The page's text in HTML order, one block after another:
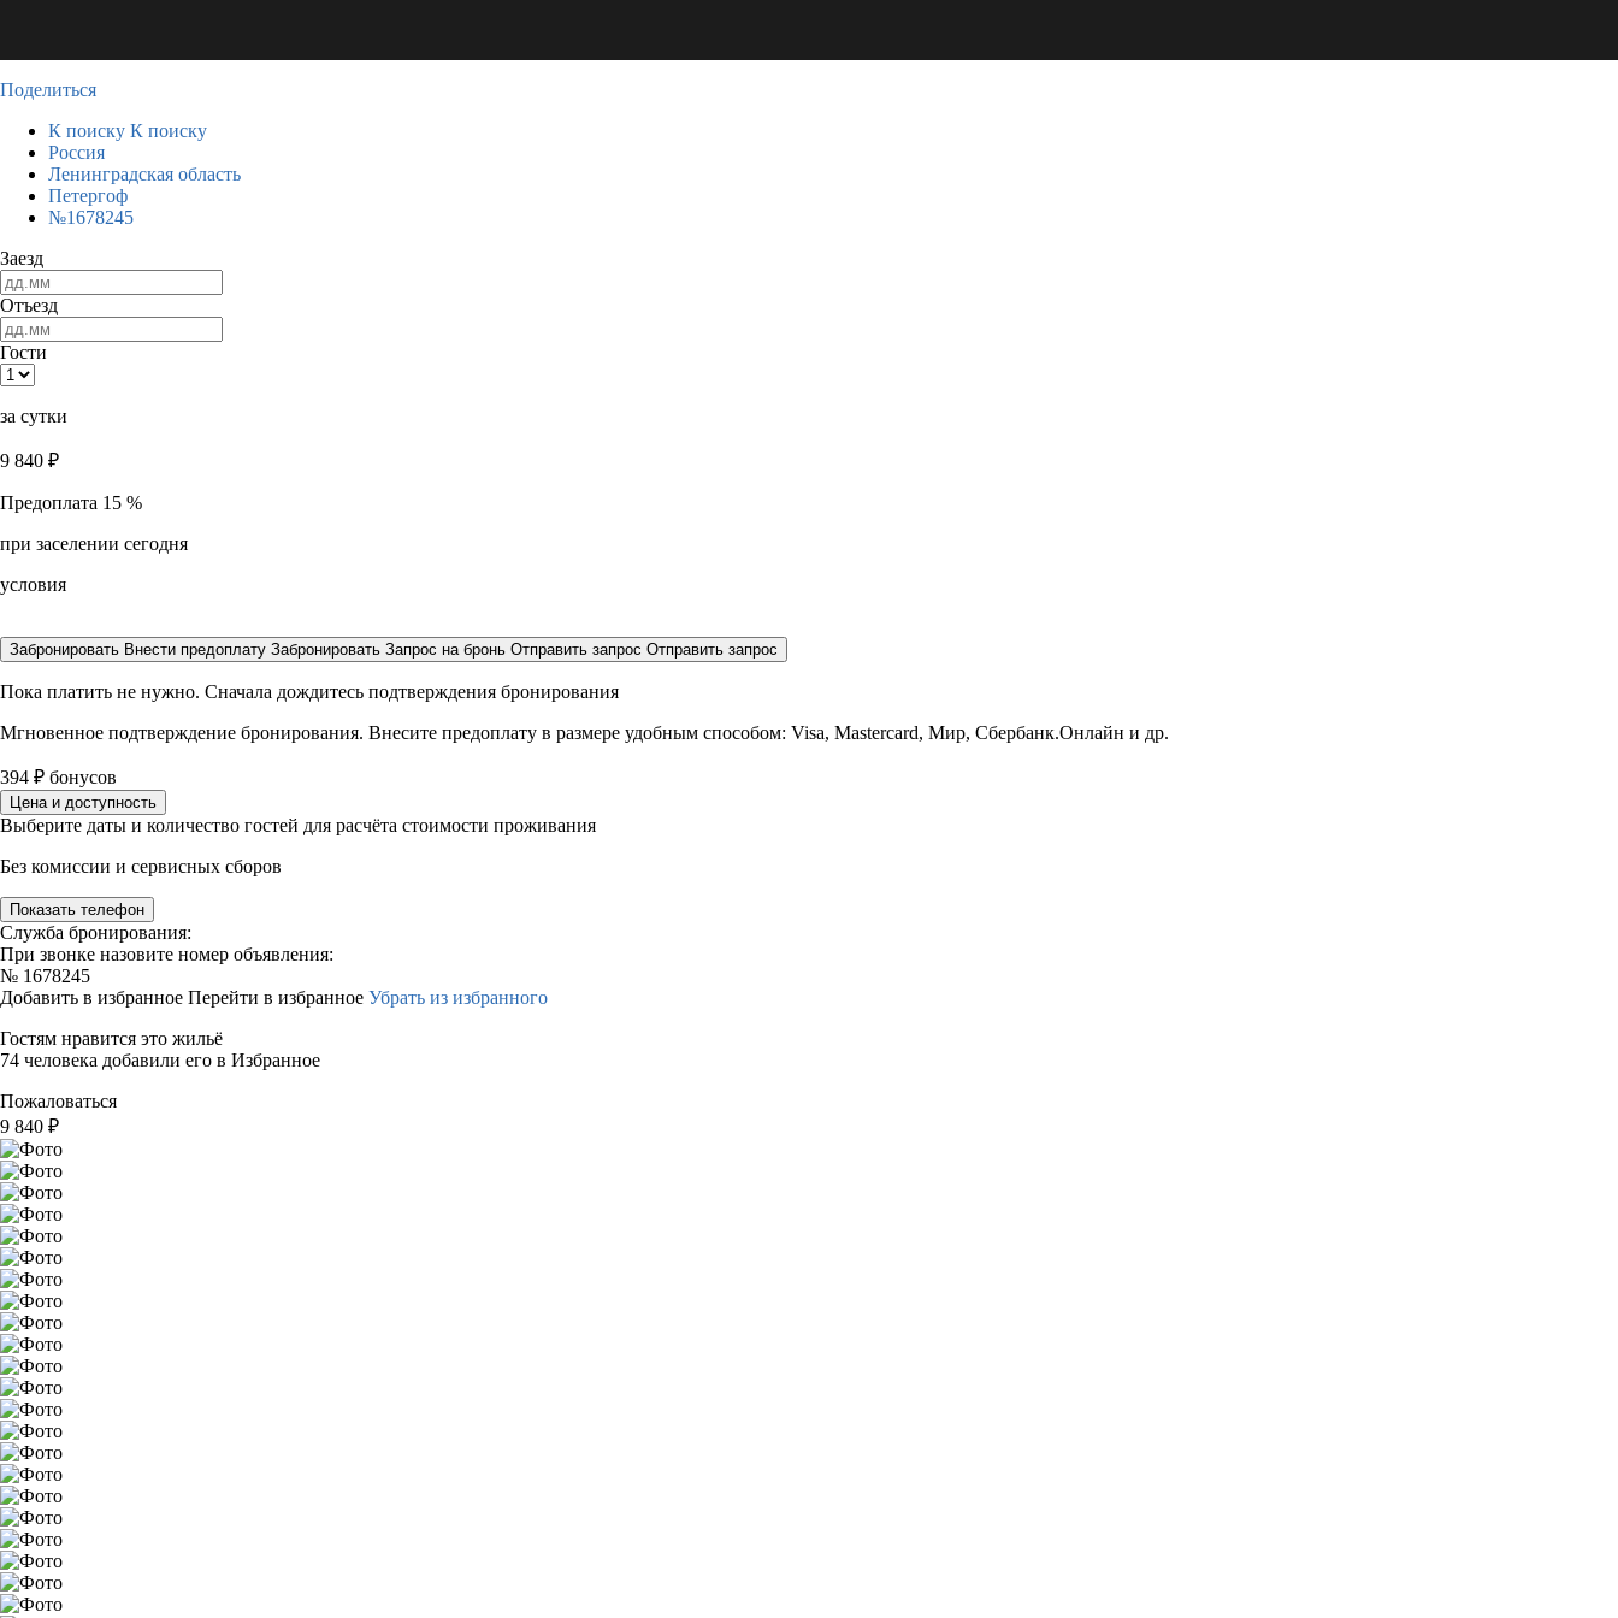
Поделиться
К поиску К поиску
Россия
Ленинградская область
Петергоф
№1678245
Заезд
Отъезд
Гости
за сутки
9 840 ₽
Предоплата 15 %
при заселении сегодня
условия
Забронировать Внести предоплату Забронировать Запрос на бронь Отправить запрос Отправить запрос
Пока платить не нужно. Сначала дождитесь подтверждения бронирования
Мгновенное подтверждение бронирования. Внесите предоплату в размере удобным способом: Visa, Mastercard, Мир, Сбербанк.Онлайн и др.
394 ₽ бонусов
Цена и доступность
Выберите даты и количество гостей для расчёта стоимости проживания
Без комиссии и сервисных сборов
Показать телефон
Служба бронирования:
При звонке назовите номер объявления:
№ 1678245
Добавить в избранное Перейти в избранное Убрать из избранного
Гостям нравится это жильё
74 человека добавили его в Избранное
Пожаловаться
9 840 ₽